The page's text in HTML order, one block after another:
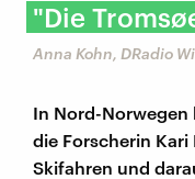
"Die
Anna Kohn, DRadio
In Nord-Norwegen
die Forscherin
Skifahren und